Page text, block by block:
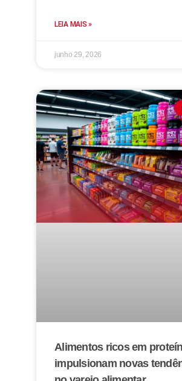
LEIA MAIS »
junho 29, 2026
Alimentos ricos em
impulsionam novas